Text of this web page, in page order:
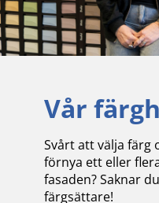
Vår
Svårt att välja färg
förnya ett eller
fasaden? Saknar
färgsättare!